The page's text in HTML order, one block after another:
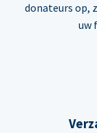
donateurs op,
uw